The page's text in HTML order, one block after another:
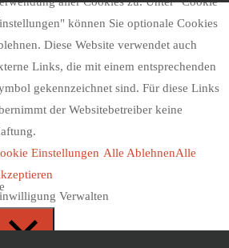
können Sie optionale Cookies
Diese Website verwendet auch
Links, die mit einem entsprechenden
gekennzeichnet sind. Für diese Links
der Websitebetreiber keine
Einstellungen Alle AblehnenAlle
Verwalten